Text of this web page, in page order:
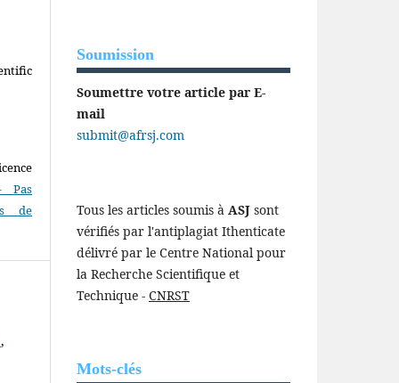
Pas
de
,
Soumission
Soumettre votre article par E-
mail
submit@afrsj.com
Tous les articles soumis à ASJ sont
vérifiés par l'antiplagiat Ithenticate
délivré par le Centre National pour
la Recherche Scientifique et
Technique - CNRST
Mots-clés